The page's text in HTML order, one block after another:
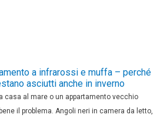
a infrarossi e muffa – perché
asciutti anche in inverno
casa al mare o un appartamento vecchio
il problema. Angoli neri in camera da letto,